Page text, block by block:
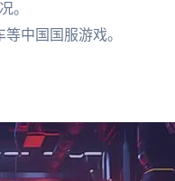
。
中国国服游戏。